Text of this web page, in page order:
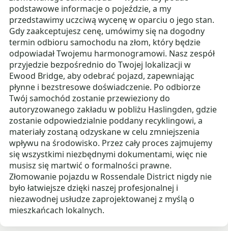
podstawowe informacje o pojeździe, a my
przedstawimy uczciwą wycenę w oparciu o jego stan.
Gdy zaakceptujesz cenę, umówimy się na dogodny
termin odbioru samochodu na złom, który będzie
odpowiadał Twojemu harmonogramowi. Nasz zespół
przyjedzie bezpośrednio do Twojej lokalizacji w
Ewood Bridge, aby odebrać pojazd, zapewniając
płynne i bezstresowe doświadczenie. Po odbiorze
Twój samochód zostanie przewieziony do
autoryzowanego zakładu w pobliżu Haslingden, gdzie
zostanie odpowiedzialnie poddany recyklingowi, a
materiały zostaną odzyskane w celu zmniejszenia
wpływu na środowisko. Przez cały proces zajmujemy
się wszystkimi niezbędnymi dokumentami, więc nie
musisz się martwić o formalności prawne.
Złomowanie pojazdu w Rossendale District nigdy nie
było łatwiejsze dzięki naszej profesjonalnej i
niezawodnej usłudze zaprojektowanej z myślą o
mieszkańcach lokalnych.